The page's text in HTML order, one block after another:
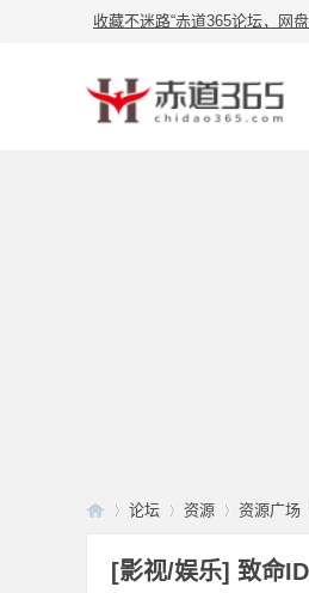
收藏不迷路“赤道365论坛，网
论坛 资源 资源广场
[影视/娱乐] 致命